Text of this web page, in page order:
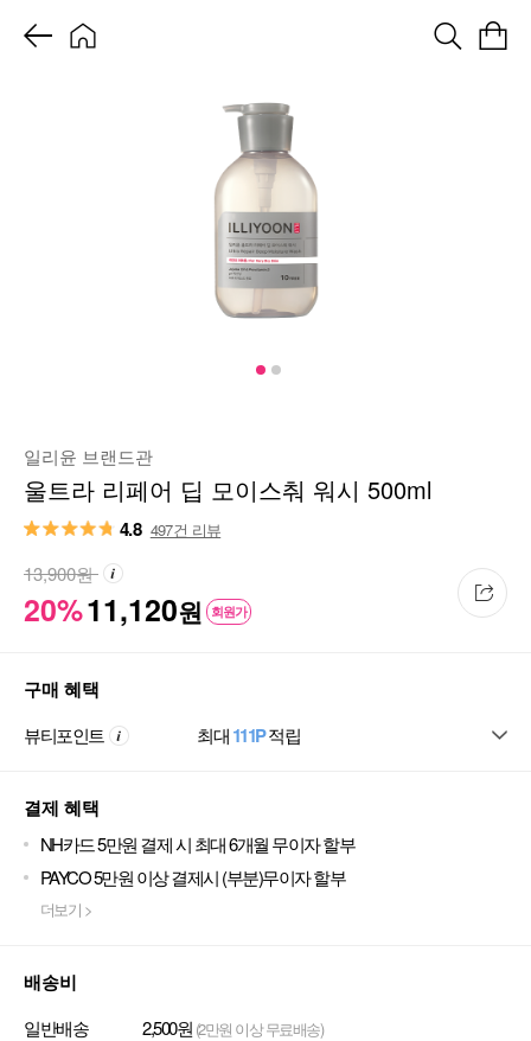
일리윤 브랜드관
울트라 리페어 딥 모이스춰 워시 500ml
4.8 497건 리뷰
20%11,120원 회원가
13,900원
구매 혜택
뷰티포인트 최대111P적립
결제 혜택
NH카드 5만원 결제 시 최대 6개월 무이자 할부
PAYCO 5만원 이상 결제시 (부분)무이자 할부
더보기 >
배송비
일반배송 2,500원 (2만원 이상 무료배송)